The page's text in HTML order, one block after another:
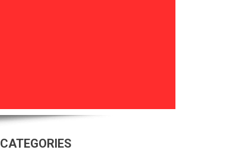
CATEGORIES